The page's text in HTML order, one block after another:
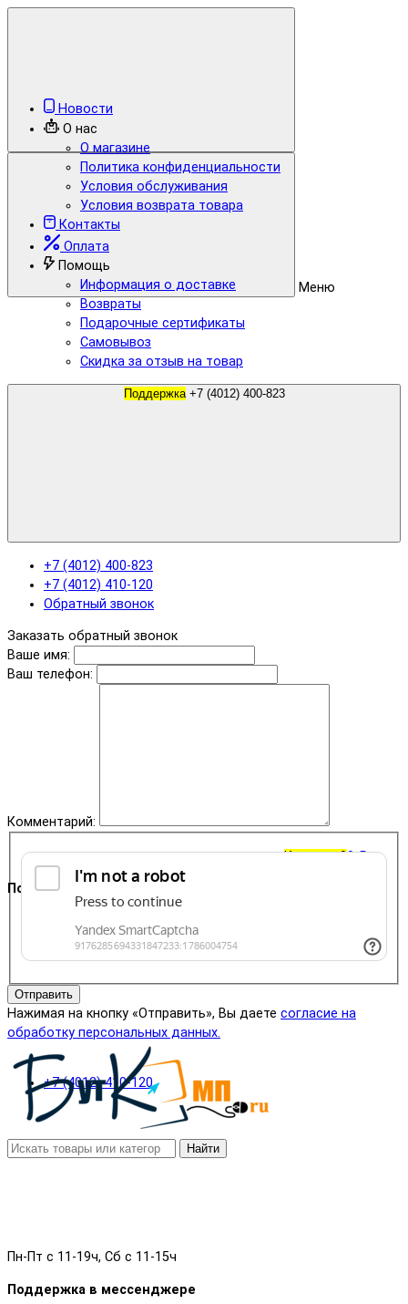
Меню
Корзина 00 ₽
Поддержка
+7 (4012) 410-120
Пн-Пт с 11-19ч, Сб с 11-15ч
Поддержка в мессенджере
Новости
О нас
О магазине
Политика конфиденциальности
Условия обслуживания
Условия возврата товара
Контакты
Оплата
Помощь
Информация о доставке
Возвраты
Подарочные сертификаты
Самовывоз
Скидка за отзыв на товар
Поддержка +7 (4012) 400-823
+7 (4012) 400-823
+7 (4012) 410-120
Обратный звонок
Заказать обратный звонок
Ваше имя:
Ваш телефон:
Комментарий:
Отправить
Нажимая на кнопку «Отправить», Вы даете согласие на
обработку персональных данных.
Найти